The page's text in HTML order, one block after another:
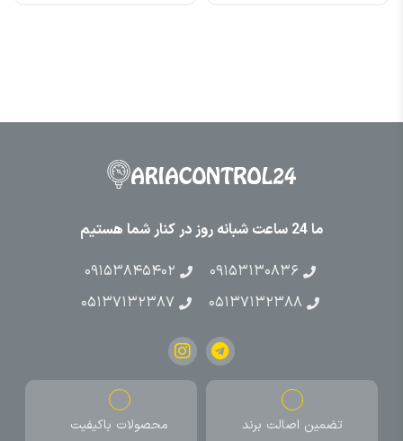
ما 24 ساعت شبانه روز در کنار شما هستیم
۰۹۱۵۳۱۳۰۸۳۶
۰۹۱۵۳۸۴۵۴۰۲
۰۵۱۳۷۱۳۲۳۸۸
۰۵۱۳۷۱۳۲۳۸۷
تضمین اصالت برند محصولات باکیفیت